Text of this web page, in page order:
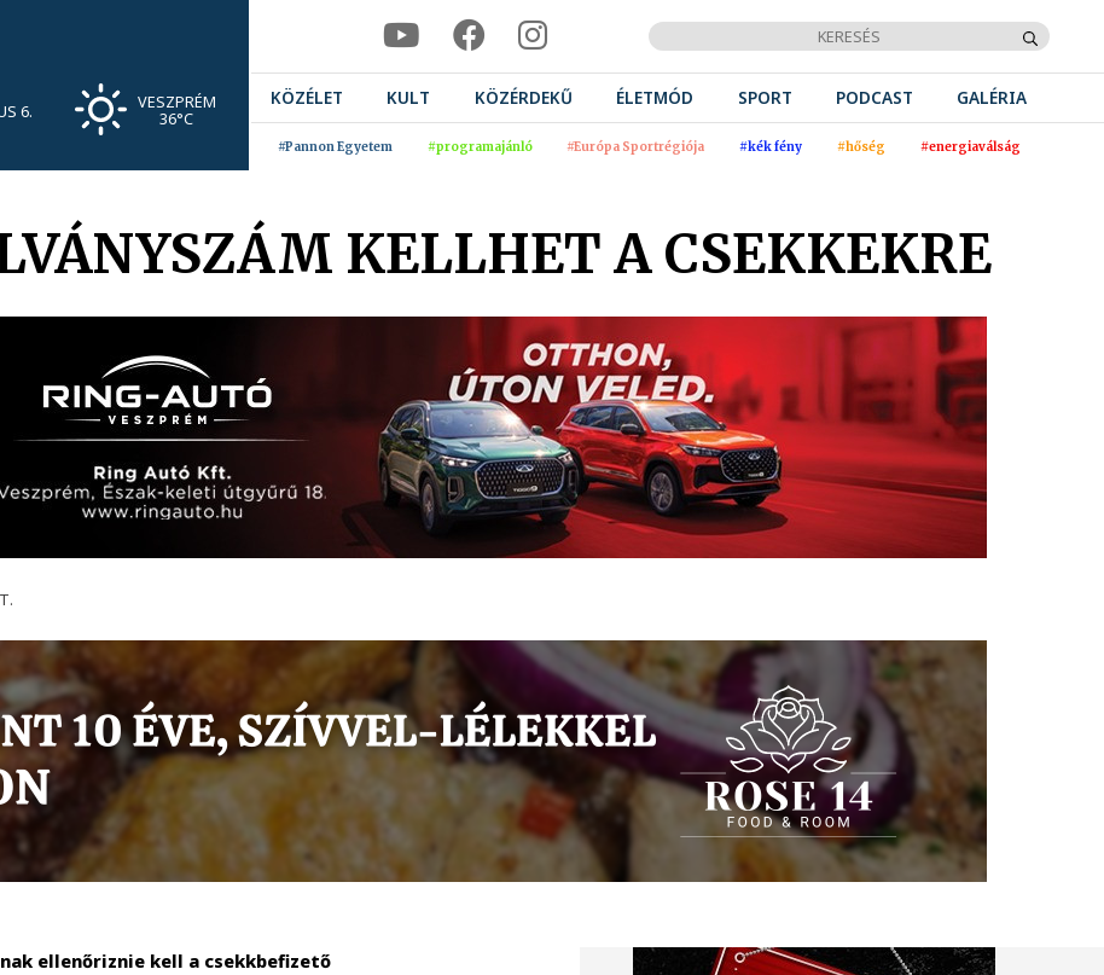
6. VESZPRÉM
36°C
KÖZÉLET KULT KÖZÉRDEKŰ ÉLETMÓD SPORT PODCAST GALÉRIA
#Pannon Egyetem #programajánló #Európa Sportrégiója #kék fény #hőség #energiaválság
KELLHET A CSEKKEKRE
ellenőriznie kell a csekkbefizető